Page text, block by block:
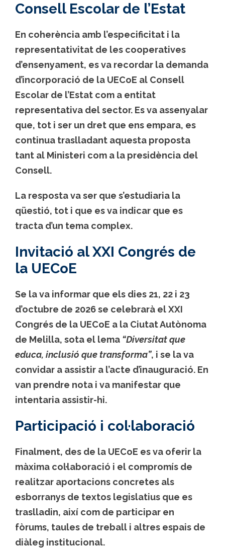
Consell Escolar de l’Estat
En coherència amb l’especificitat i la
representativitat de les cooperatives
d’ensenyament, es va recordar la demanda
d’incorporació de la UECoE al Consell
Escolar de l’Estat com a entitat
representativa del sector. Es va assenyalar
que, tot i ser un dret que ens empara, es
continua traslladant aquesta proposta
tant al Ministeri com a la presidència del
Consell.
La resposta va ser que s’estudiaria la
qüestió, tot i que es va indicar que es
tracta d’un tema complex.
Invitació al XXI Congrés de
la UECoE
Se la va informar que els dies 21, 22 i 23
d’octubre de 2026 se celebrarà el XXI
Congrés de la UECoE a la Ciutat Autònoma
de Melilla, sota el lema “Diversitat que
educa, inclusió que transforma”, i se la va
convidar a assistir a l’acte d’inauguració. En
van prendre nota i va manifestar que
intentaria assistir-hi.
Participació i col·laboració
Finalment, des de la UECoE es va oferir la
màxima col·laboració i el compromís de
realitzar aportacions concretes als
esborranys de textos legislatius que es
traslladin, així com de participar en
fòrums, taules de treball i altres espais de
diàleg institucional.